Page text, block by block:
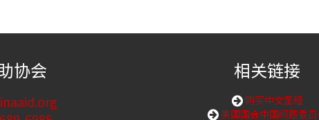
协会 相关链接
购买中文圣经
美国国会中国问题委